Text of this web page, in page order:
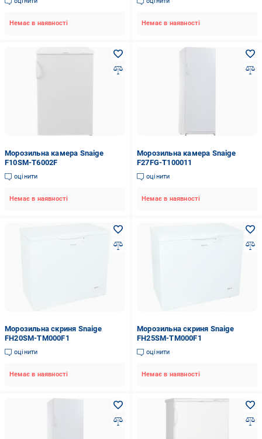
Немає в наявності Немає в наявності
Морозильна камера Snaige
F10SM-T6002F
оцінити
Немає в наявності
Морозильна камера Snaige
F27FG-T100011
оцінити
Немає в наявності
Морозильна скриня Snaige
FH20SM-TM000F1
оцінити
Немає в наявності
Морозильна скриня Snaige
FH25SM-TM000F1
оцінити
Немає в наявності